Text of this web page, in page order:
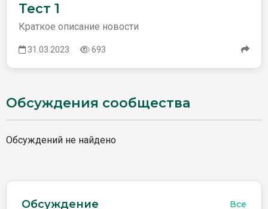
Тест 1
Краткое описание новости
31.03.2023 693
Обсуждения сообщества
Обсуждений не найдено
Обсуждение Все